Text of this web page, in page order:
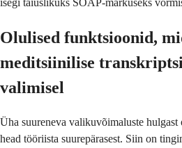
isegi täiuslikuks SOAP-märkuseks
Olulised funktsioonid,
meditsiinilise
valimisel
Üha suureneva valikuvõimaluste hulgast
head tööriista suurepärasest. Siin on